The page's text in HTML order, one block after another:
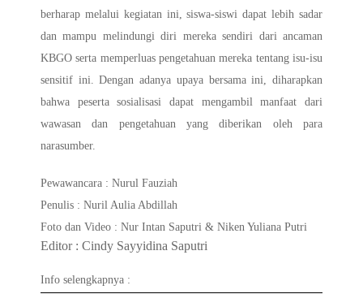
berharap melalui kegiatan ini, siswa-siswi dapat lebih sadar
dan mampu melindungi diri mereka sendiri dari ancaman
KBGO serta memperluas pengetahuan mereka tentang isu-isu
sensitif ini. Dengan adanya upaya bersama ini, diharapkan
bahwa peserta sosialisasi dapat mengambil manfaat dari
wawasan dan pengetahuan yang diberikan oleh para
narasumber.
Pewawancara : Nurul Fauziah
Penulis : Nuril Aulia Abdillah
Foto dan Video : Nur Intan Saputri & Niken Yuliana Putri
Editor : Cindy Sayyidina Saputri
Info selengkapnya :